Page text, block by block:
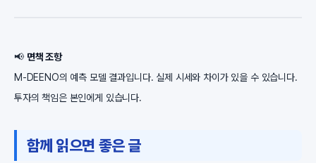
📢 면책 조항
M-DEENO의 예측 모델 결과입니다. 실제 시세와 차이가 있을 수 있습니다.
투자의 책임은 본인에게 있습니다.
함께 읽으면 좋은 글